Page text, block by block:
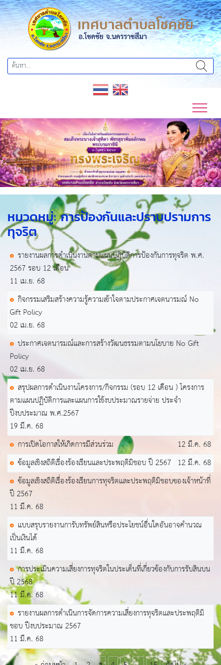
Previous Next
หมวดหมู่:การป้องกันและปราบปรามการ
ทุจริต
รายงานผลการดำเนินงานตามแผนปฏิบัติการป้องกันการทุจริต พ.ศ.
2567 รอบ 12 เดือน
11 เม.ย. 68
กิจกรรมเสริมสร้างความรู้ความเข้าใจตามประกาศเจตนารมณ์ No
Gift Policy
02 เม.ย. 68
ประกาศเจตนารมณ์และการสร้างวัฒนธรรมตามนโยบาย No Gift
Policy
02 เม.ย. 68
สรุปผลการดำเนินงานโครงการ/กิจกรรม (รอบ 12 เดือน ) โครงการ
ตามแผนปฏิบัติการและแผนการใช้งบประมาณรายจ่าย ประจำ
ปีงบประมาณ พ.ศ.2567
19 มี.ค. 68
การเปิดโอกาสให้เกิดการมีส่วนร่วม
12 มี.ค. 68
ข้อมูลเชิงสถิติเรื่องร้องเรียนและประพฤติมิชอบ ปี 2567 12 มี.ค. 68
ข้อมูลเชิงสถิติเรื่องร้องเรียนการทุจริตและประพฤติมิชอบของเจ้าหน้าที่
ปี 2567
11 มี.ค. 68
แบบสรุบรายงานการับทรัพย์สินหรือประโยชน์อื่นใดอันอาจคำนวณ
เป็นเงินได้
11 มี.ค. 68
การประเมินความเสี่ยงการทุจริตในประเด็นที่เกี่ยวข้องกับการรับสินบน
ปี 2568
11 มี.ค. 68
รายงานผลการดำเนินการจัดการความเสี่ยงการทุจริตและประพฤติมิ
ชอบ ปีงบประมาณ 2567
11 มี.ค. 68